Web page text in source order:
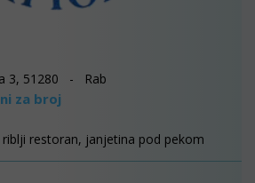
3, 51280 - Rab
za broj
restoran, janjetina pod pekom